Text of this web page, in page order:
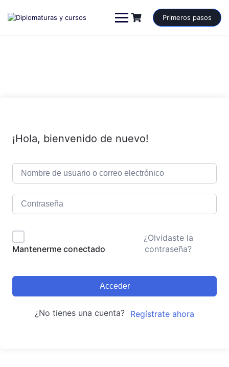
contenido
Primeros pasos
¡Hola, bienvenido de nuevo!
Mantenerme conectado
¿Olvidaste la
contraseña?
Acceder
¿No tienes una cuenta? Regístrate ahora